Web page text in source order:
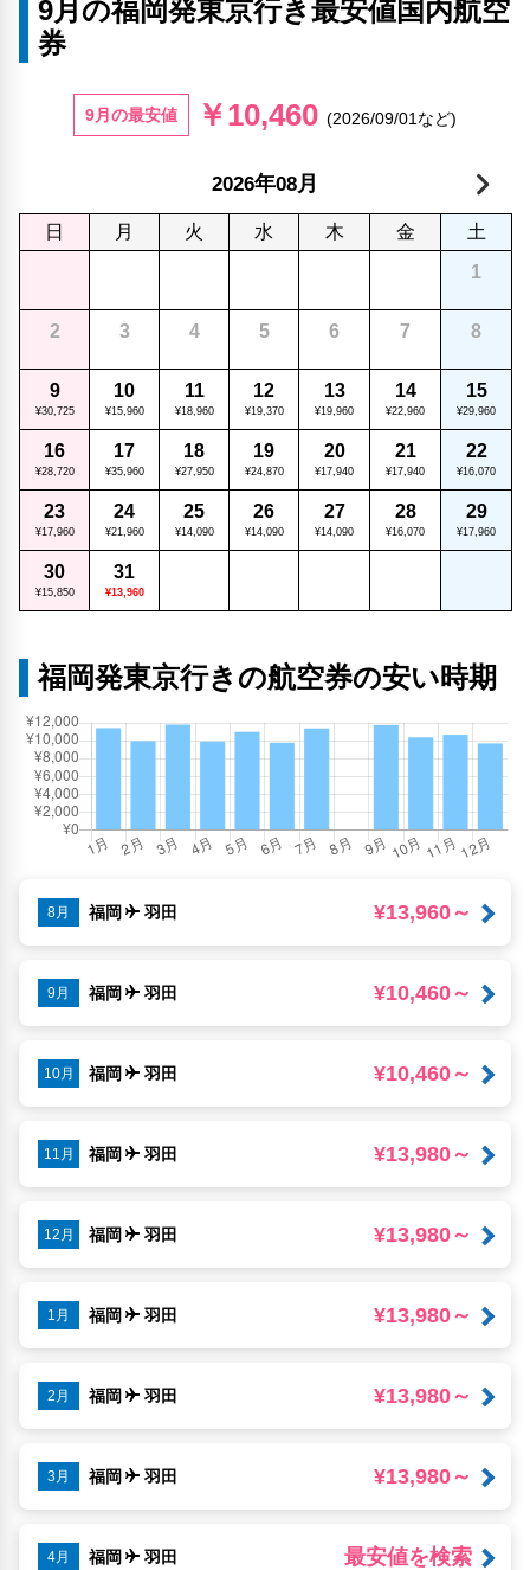
9月の福岡発東京行き最安値国内航空
券
9月の最安値 ￥10,460 (2026/09/01など)
2026年08月
日 月 火 水 木 金
土
1
2 3 4 5 6 7 8
9
¥30,725
10
¥15,960
11
¥18,960
12
¥19,370
13
¥19,960
14
¥22,960
15
¥29,960
16
¥28,720
17
¥35,960
18
¥27,950
19
¥24,870
20
¥17,940
21
¥17,940
22
¥16,070
23
¥17,960
24
¥21,960
25
¥14,090
26
¥14,090
27
¥14,090
28
¥16,070
29
¥17,960
30
¥15,850
31
¥13,960
福岡発東京行きの航空券の安い時期
8月 福岡 羽田 ¥13,960～
9月 福岡 羽田 ¥10,460～
10月 福岡 羽田 ¥10,460～
11月 福岡 羽田 ¥13,980～
12月 福岡 羽田 ¥13,980～
1月 福岡 羽田 ¥13,980～
2月 福岡 羽田 ¥13,980～
3月 福岡 羽田 ¥13,980～
4月 福岡 羽田 最安値を検索